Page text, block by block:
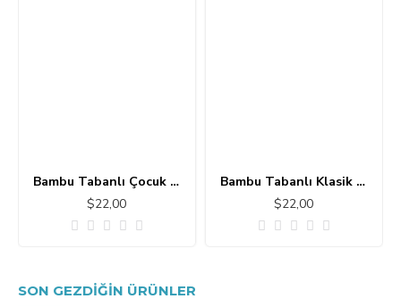
Bambu Tabanlı Çocuk Halısı MC101
$22,00
Bambu Tabanlı Klasik Halı MS109
$22,00
SON GEZDIĞIN ÜRÜNLER